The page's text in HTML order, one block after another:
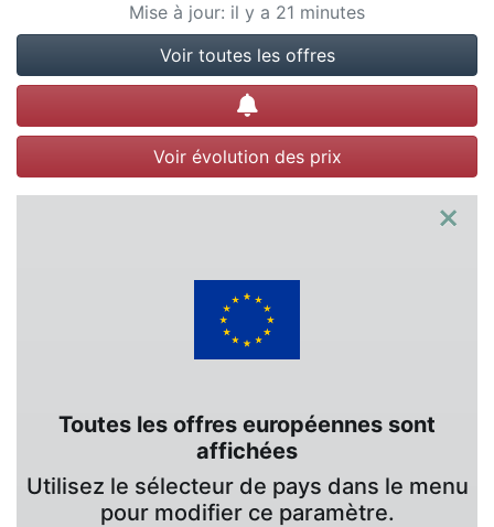
Mise à jour: il y a 21 minutes
Voir toutes les offres
Créer une alerte
Voir évolution des prix
×
Toutes les offres européennes sont
affichées
Utilisez le sélecteur de pays dans le menu
pour modifier ce paramètre.